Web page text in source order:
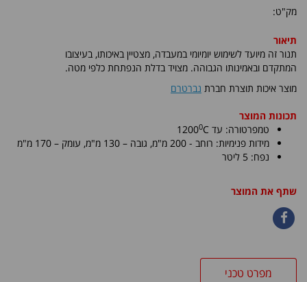
מק"ט:
תיאור
תנור זה מיועד לשימוש יומיומי במעבדה, מצטיין באיכותו, בעיצובו
המתקדם ובאמינותו הגבוהה. מצויד בדלת הנפתחת כלפי מטה.
מוצר איכות תוצרת חברת נברטרם
תכונות המוצר
טמפרטורה: עד C
12000
מידות פנימיות: רוחב - 200 מ"מ, גובה – 130 מ"מ
, עומק – 170 מ"מ
נפח: 5 ליטר
שתף את המוצר
מפרט טכני